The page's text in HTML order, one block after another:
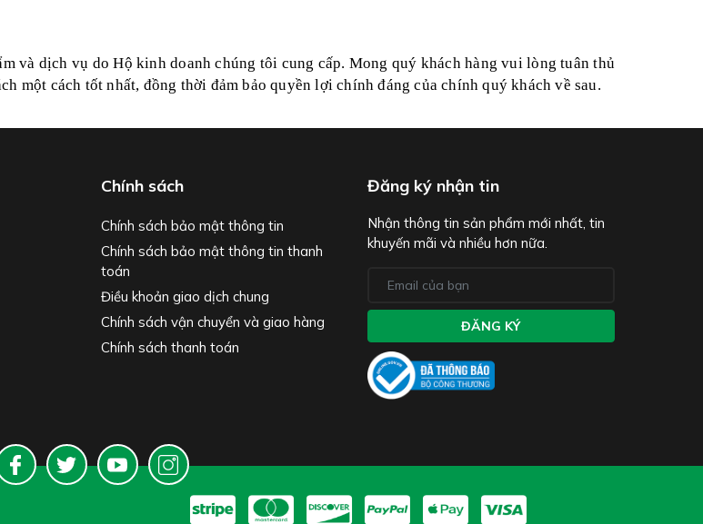
và dịch vụ do Hộ kinh doanh chúng tôi cung cấp. Mong quý khách hàng vui lòng tuân thủ
một cách tốt nhất, đồng thời đảm bảo quyền lợi chính đáng của chính quý khách về sau.
Chính sách
Chính sách bảo mật thông tin
Chính sách bảo mật thông tin thanh
toán
Điều khoản giao dịch chung
Chính sách vận chuyển và giao hàng
Chính sách thanh toán
Đăng ký nhận tin
Nhận thông tin sản phẩm mới nhất, tin
khuyến mãi và nhiều hơn nữa.
ĐĂNG KÝ